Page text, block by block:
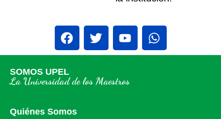
SOMOS UPEL
La Universidad de los Maestros
Quiénes Somos